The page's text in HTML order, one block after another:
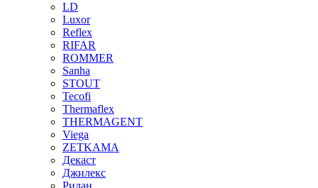
LD
Luxor
Reflex
RIFAR
ROMMER
Sanha
STOUT
Tecofi
Thermaflex
THERMAGENT
Viega
ZETKAMA
Декаст
Джилекс
Ридан